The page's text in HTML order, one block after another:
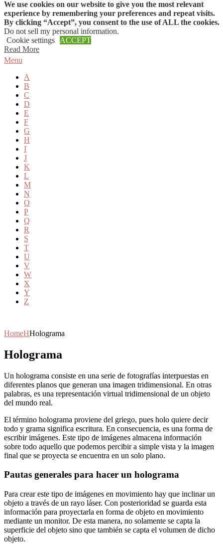
Skip to content
Menu
A
B
C
D
E
F
G
H
I
J
K
L
M
N
O
P
Q
R
S
T
U
V
W
X
Y
Z
HomeHHolograma
Holograma
Un holograma consiste en una serie de fotografías interpuestas en
diferentes planos que generan una imagen tridimensional. En otras
palabras, es una representación virtual tridimensional de un objeto
del mundo real.
El término holograma proviene del griego, pues holo quiere decir
todo y grama significa escritura. En consecuencia, es una forma de
escribir imágenes. Este tipo de imágenes almacena información
sobre todo aquello que podemos percibir a simple vista y la imagen
final que se proyecta se encuentra en un solo plano.
Pautas generales para hacer un holograma
Para crear este tipo de imágenes en movimiento hay que inclinar un
objeto a través de un rayo láser. Con posterioridad se guarda esta
información para proyectarla en forma de objeto en movimiento
mediante un monitor. De esta manera, no solamente se capta la
superficie del objeto sino que también se capta el volumen de dicho
objeto.
We use cookies on our website to give you the most relevant
experience by remembering your preferences and repeat visits.
By clicking “Accept”, you consent to the use of ALL the cookies.
Do not sell my personal information.
Cookie settings
ACCEPT
Read More